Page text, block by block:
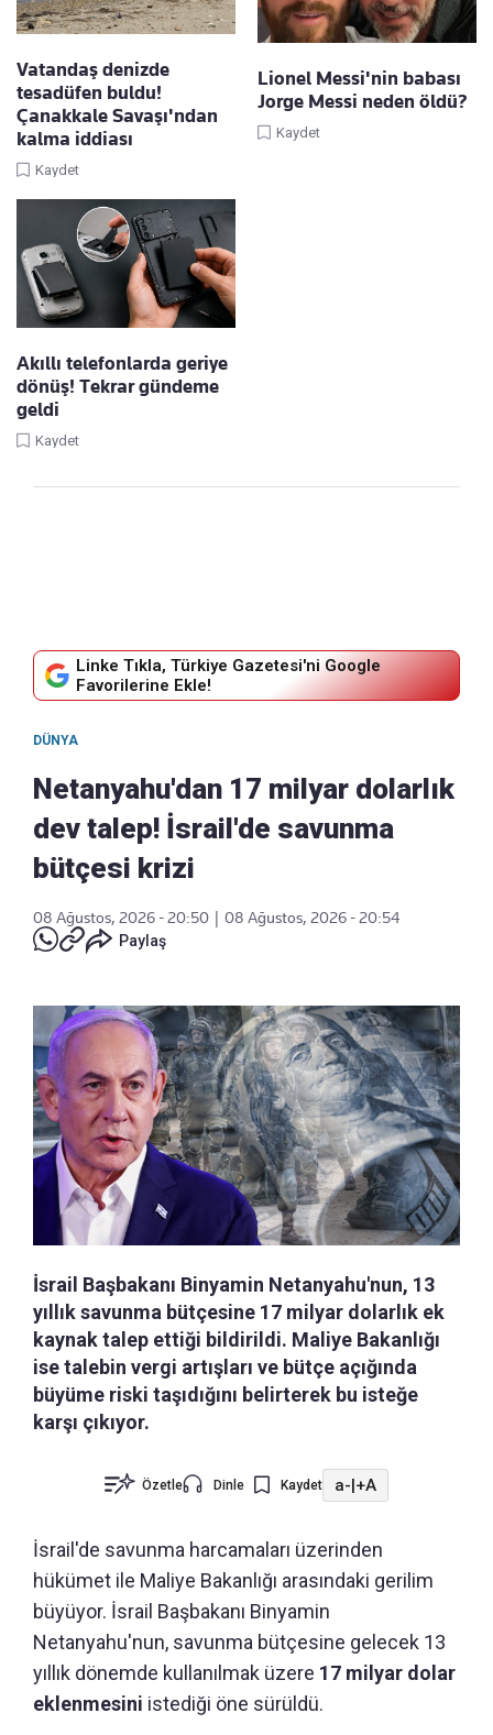
Vatandaş denizde
tesadüfen buldu!
Çanakkale Savaşı'ndan
kalma iddiası
Kaydet
Lionel Messi'nin babası
Jorge Messi neden öldü?
Kaydet
Akıllı telefonlarda geriye
dönüş! Tekrar gündeme
geldi
Kaydet
Linke Tıkla, Türkiye Gazetesi'ni Google
Favorilerine Ekle!
DÜNYA
Netanyahu'dan 17 milyar dolarlık
dev talep! İsrail'de savunma
bütçesi krizi
08 Ağustos, 2026 - 20:50
08 Ağustos, 2026 - 20:54
Paylaş
İsrail Başbakanı Binyamin Netanyahu'nun, 13
yıllık savunma bütçesine 17 milyar dolarlık ek
kaynak talep ettiği bildirildi. Maliye Bakanlığı
ise talebin vergi artışları ve bütçe açığında
büyüme riski taşıdığını belirterek bu isteğe
karşı çıkıyor.
Özetle Dinle Kaydet a-|+A
İsrail'de savunma harcamaları üzerinden
hükümet ile Maliye Bakanlığı arasındaki gerilim
büyüyor. İsrail Başbakanı Binyamin
Netanyahu'nun, savunma bütçesine gelecek 13
yıllık dönemde kullanılmak üzere 17 milyar dolar
eklenmesini istediği öne sürüldü.